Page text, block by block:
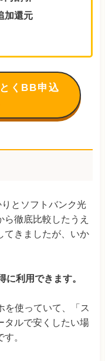
加還元
くBB申込
とソフトバンク光
徹底比較したうえ
てきましたが、いか
利用できます。
を使っていて、「ス
タルで安くしたい場
。